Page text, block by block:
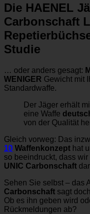
Die HAENEL
Carbonschaft
Studie
… oder anders gesagt:
WENIGER Gewicht mit
Standardwaffe.
Der Jäger erhält
eine Waffe
von der Qualität
Gleich vorweg: Das
10 Waffenkonzept hat
so beeindruckt, dass
UNIC Carbonschaft
Sehen Sie selbst – das
Carbonschaft sagt
Ob es ihn geben wird
Rückmeldungen ab?